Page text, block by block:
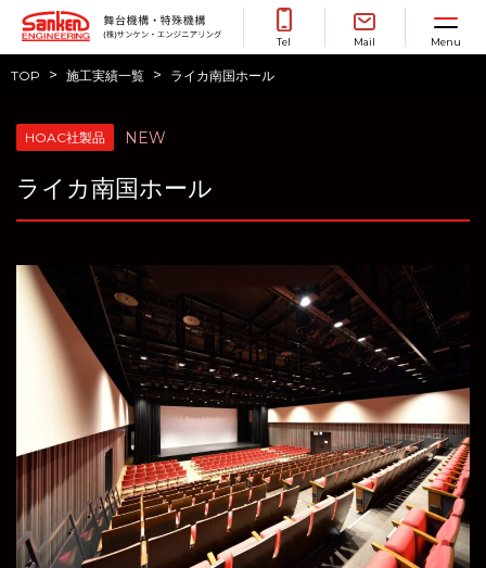
Tel Mail
Toggle
Menu
TOP > 施工実績一覧 > ライカ南国ホール
HOAC社製品 NEW
ライカ南国ホール